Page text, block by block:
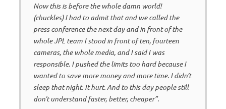
Now this is before the whole damn world!
(chuckles) I had to admit that and we called the
press conference the next day and in front of the
whole JPL team I stood in front of ten, fourteen
cameras, the whole media, and I said I was
responsible. I pushed the limits too hard because I
wanted to save more money and more time. I didn’t
sleep that night. It hurt. And to this day people still
don’t understand faster, better, cheaper”.